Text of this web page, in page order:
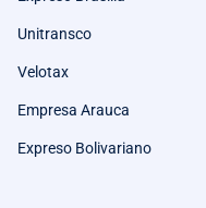
Unitransco
Velotax
Empresa Arauca
Expreso Bolivariano